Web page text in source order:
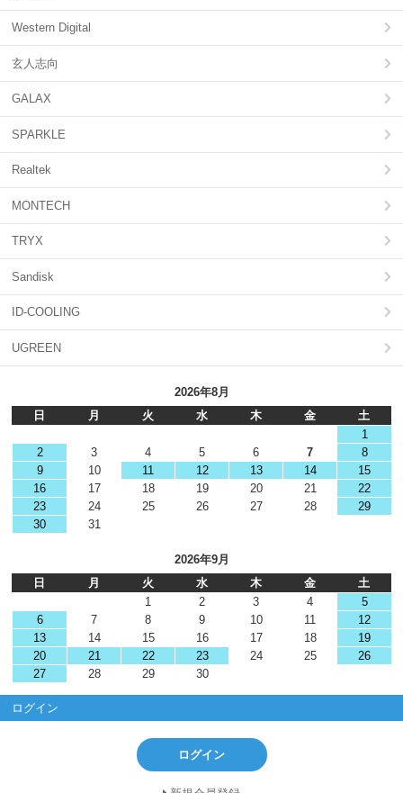
Western Digital
玄人志向
GALAX
SPARKLE
Realtek
MONTECH
TRYX
Sandisk
ID-COOLING
UGREEN
2026年8月
日
月 火 水 木 金
土
1
2
3 4 5 6 7
8
9
10 11 12 13 14
15
16
17 18 19 20 21
22
23
24 25 26 27 28
29
30
31
2026年9月
日
月 火 水 木 金
土
1
2 3 4
5
6
7 8 9 10 11
12
13
14 15 16 17 18
19
20
21 22 23 24 25
26
27
28 29 30
ログイン
ログイン